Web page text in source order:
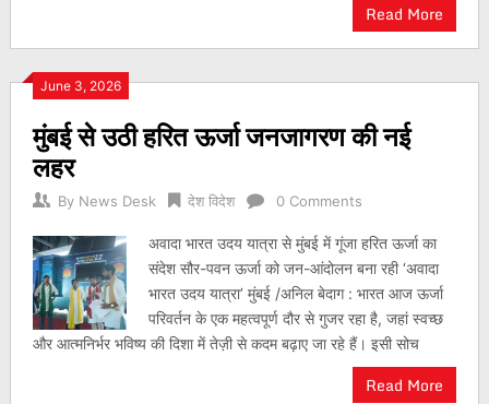
Read More
June 3, 2026
मुंबई से उठी हरित ऊर्जा जनजागरण की नई
लहर
By News Desk देश विदेश 0 Comments
अवादा भारत उदय यात्रा से मुंबई में गूंजा हरित ऊर्जा का
संदेश सौर-पवन ऊर्जा को जन-आंदोलन बना रही ‘अवादा
भारत उदय यात्रा’ मुंबई /अनिल बेदाग : भारत आज ऊर्जा
परिवर्तन के एक महत्वपूर्ण दौर से गुजर रहा है, जहां स्वच्छ
और आत्मनिर्भर भविष्य की दिशा में तेज़ी से कदम बढ़ाए जा रहे हैं। इसी सोच
Read More